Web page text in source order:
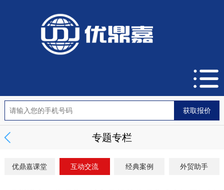
专题专栏
优鼎嘉课堂 互动交流 经典案例 外贸助手